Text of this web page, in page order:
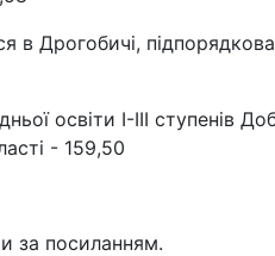
в Дрогобичі,
освіти I-III ступенів
- 159,50
за посиланням.